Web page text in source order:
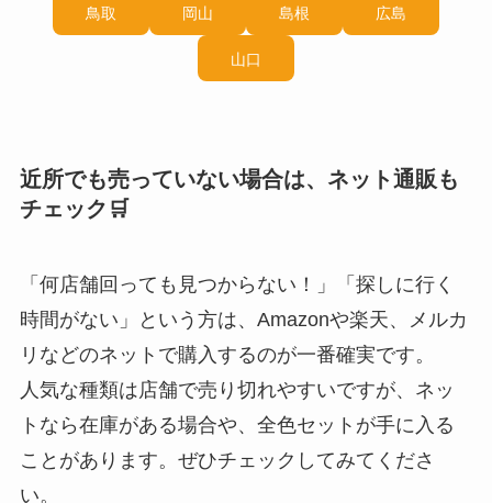
鳥取 岡山 島根 広島
山口
近所でも売っていない場合は、ネット通販も
チェック🛒
「何店舗回っても見つからない！」「探しに行く
時間がない」という方は、Amazonや楽天、メルカ
リなどのネットで購入するのが一番確実です。
人気な種類は店舗で売り切れやすいですが、ネッ
トなら在庫がある場合や、全色セットが手に入る
ことがあります。ぜひチェックしてみてくださ
い。